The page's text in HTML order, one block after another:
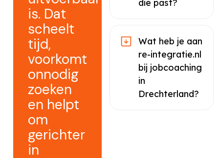
is. Dat
scheelt
tijd,
voorkomt
onnodig
zoeken
en helpt
om
gerichter
in
die past?
Wat heb je aan
re-integratie.nl
bij jobcoaching
in
Drechterland?